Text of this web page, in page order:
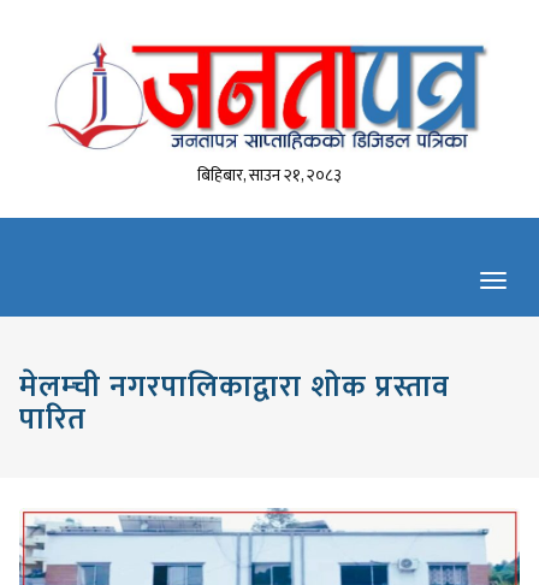
बिहिबार, साउन २१, २०८३
मेलम्ची नगरपालिकाद्वारा शोक प्रस्ताव
पारित